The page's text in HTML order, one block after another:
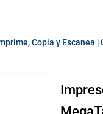
Copia y Escanea |